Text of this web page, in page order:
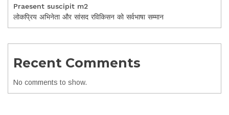
Praesent suscipit m2
लोकप्रिय अभिनेता और सांसद रविकिसन को सर्वभाषा सम्मान
Recent Comments
No comments to show.